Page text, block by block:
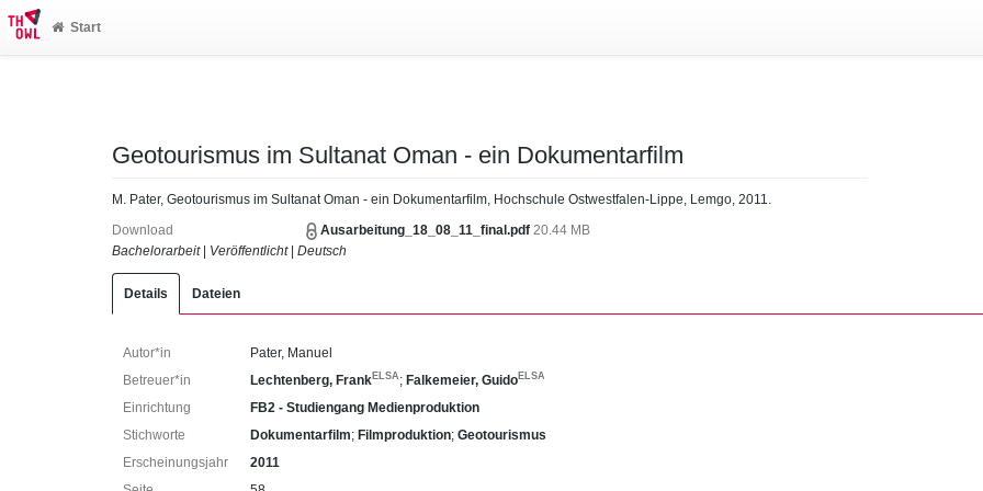
Start
Geotourismus im Sultanat Oman - ein Dokumentarfilm
M. Pater, Geotourismus im Sultanat Oman - ein Dokumentarfilm, Hochschule Ostwestfalen-Lippe, Lemgo, 2011.
Download Ausarbeitung_18_08_11_final.pdf 20.44 MB
Bachelorarbeit| Veröffentlicht| Deutsch
Details Dateien
Autor*in
Pater, Manuel
Betreuer*in
Lechtenberg, FrankELSA ; Falkemeier, GuidoELSA
Einrichtung
FB2 - Studiengang Medienproduktion
Stichworte
Dokumentarfilm; Filmproduktion;Geotourismus
Erscheinungsjahr
2011